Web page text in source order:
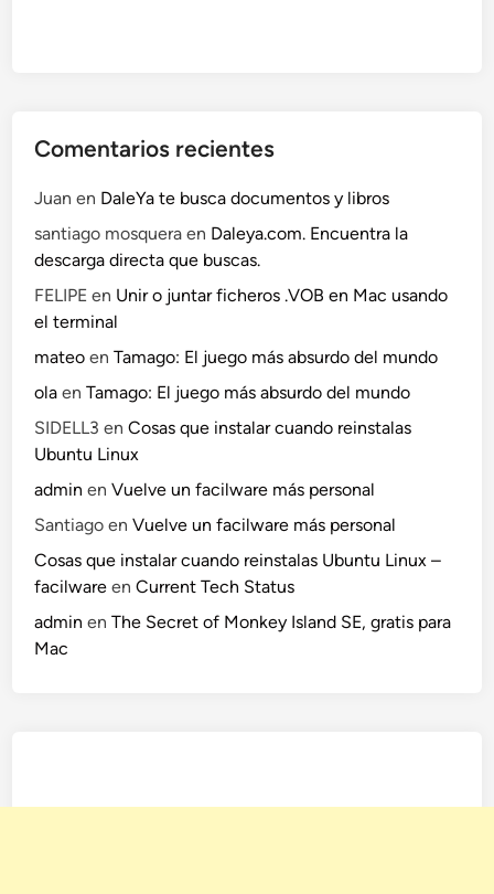
Comentarios recientes
Juan en DaleYa te busca documentos y libros
santiago mosquera en Daleya.com. Encuentra la
descarga directa que buscas.
FELIPE en Unir o juntar ficheros .VOB en Mac usando
el terminal
mateo enTamago: El juego más absurdo del mundo
ola enTamago: El juego más absurdo del mundo
SIDELL3 enCosas que instalar cuando reinstalas
Ubuntu Linux
admin enVuelve un facilware más personal
Santiago enVuelve un facilware más personal
Cosas que instalar cuando reinstalas Ubuntu Linux –
facilware enCurrent Tech Status
admin enThe Secret of Monkey Island SE, gratis para
Mac